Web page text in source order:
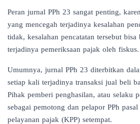
Peran jurnal PPh 23 sangat penting,
yang mencegah terjadinya kesalahan
tidak, kesalahan pencatatan tersebut bisa
terjadinya pemeriksaan pajak oleh fiskus.
Umumnya, jurnal PPh 23 diterbitkan
setiap kali terjadinya transaksi jual beli
Pihak pemberi penghasilan, atau selaku
sebagai pemotong dan pelapor PPh
pelayanan pajak (KPP) setempat.